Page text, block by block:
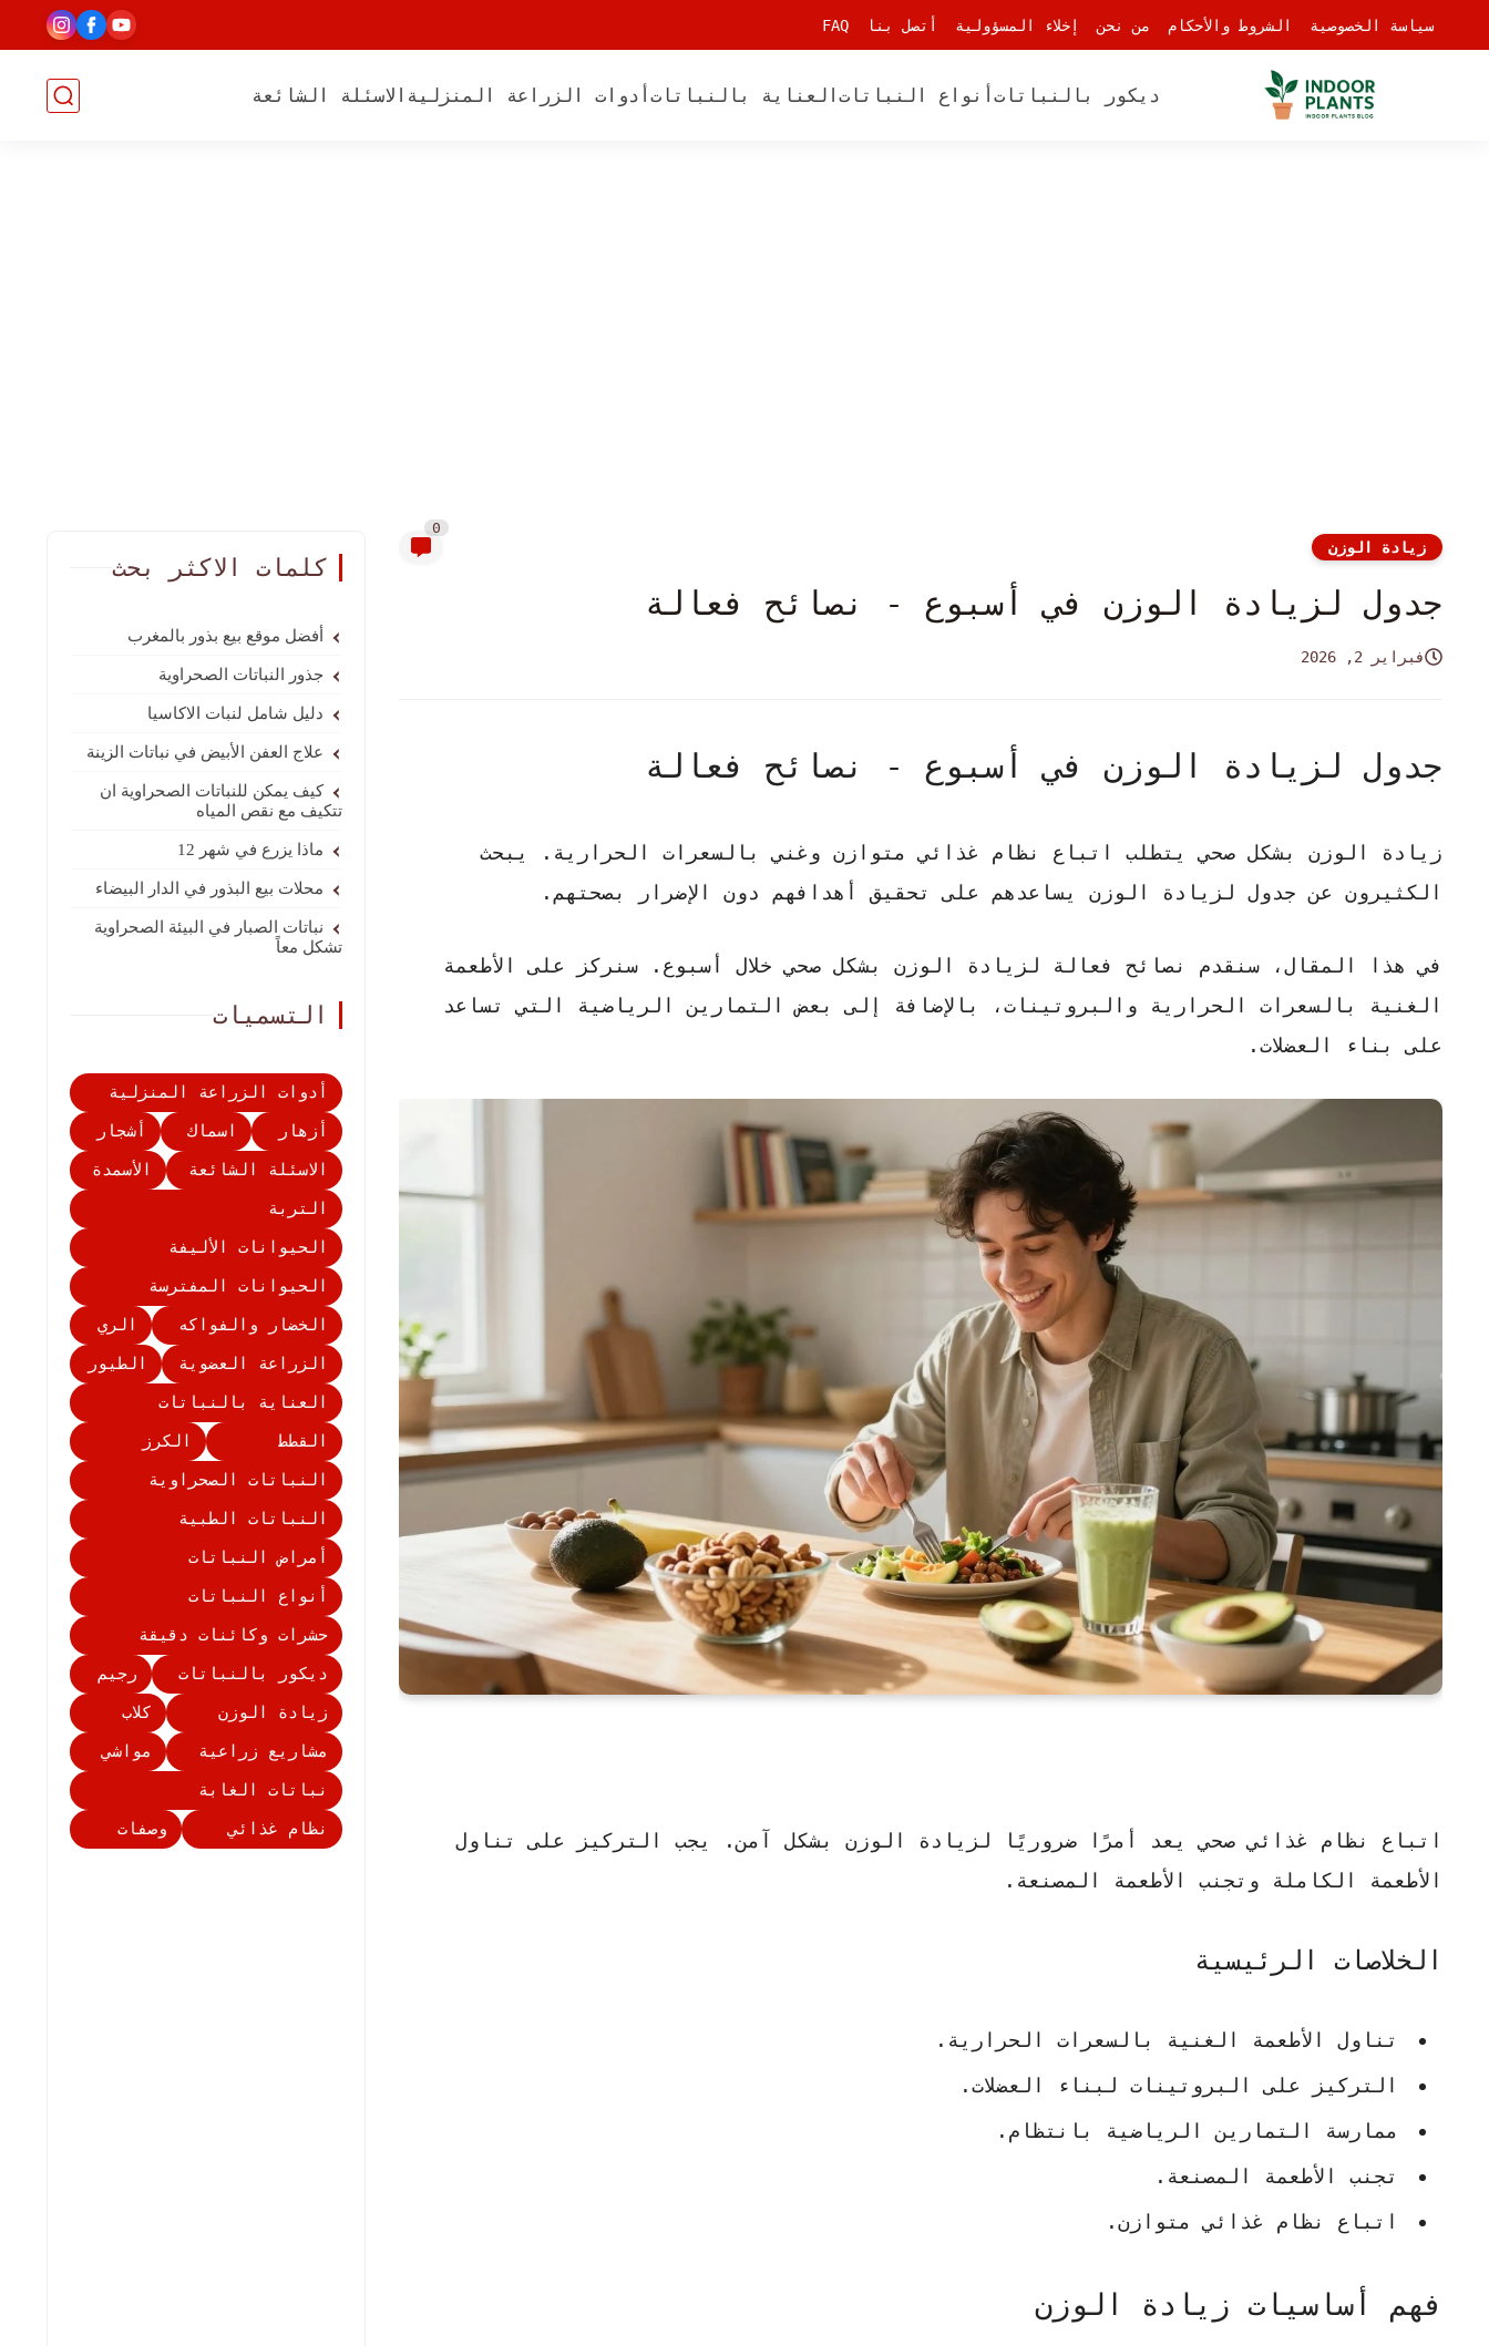
سياسة الخصوصية
الشروط والأحكام من نحن إخلاء المسؤولية أتصل بنا FAQ
ديكور بالنباتات أنواع النباتات العناية بالنباتات أدوات الزراعة المنزلية الاسئلة الشائعة
زيادة الوزن
0
جدول لزيادة الوزن في أسبوع - نصائح فعالة
فبراير 2, 2026
جدول لزيادة الوزن في أسبوع - نصائح فعالة
زيادة الوزن بشكل صحي يتطلب اتباع نظام غذائي متوازن وغني بالسعرات الحرارية. يبحث
الكثيرون عن جدول لزيادة الوزن يساعدهم على تحقيق أهدافهم دون الإضرار بصحتهم.
في هذا المقال، سنقدم نصائح فعالة لزيادة الوزن بشكل صحي خلال أسبوع. سنركز على الأطعمة
الغنية بالسعرات الحرارية والبروتينات، بالإضافة إلى بعض التمارين الرياضية التي تساعد
على بناء العضلات.
اتباع نظام غذائي صحييعد أمرًا ضروريًا لزيادة الوزن بشكل آمن. يجب التركيز على تناول
الأطعمة الكاملة وتجنب الأطعمة المصنعة.
الخلاصات الرئيسية
تناول الأطعمة الغنية بالسعرات الحرارية.
التركيز على البروتينات لبناء العضلات.
ممارسة التمارين الرياضية بانتظام.
تجنب الأطعمة المصنعة.
اتباع نظام غذائي متوازن.
فهم أساسيات زيادة الوزن
كلمات الاكثر بحث
أفضل موقع بيع بذور بالمغرب
جذور النباتات الصحراوية
دليل شامل لنبات الاكاسيا
علاج العفن الأبيض في نباتات الزينة
كيف يمكن للنباتات الصحراوية ان
تتكيف مع نقص المياه
ماذا يزرع في شهر 12
محلات بيع البذور في الدار البيضاء
نباتات الصبار في البيئة الصحراوية
تشكل معاً
التسميات
أدوات الزراعة المنزلية
أزهار
اسماك
أشجار
الاسئلة الشائعة
الأسمدة
التربة
الحيوانات الأليفة
الحيوانات المفترسة
الخضار والفواكه
الري
الزراعة العضوية
الطيور
العناية بالنباتات
القطط
الكرز
النباتات الصحراوية
النباتات الطبية
أمراض النباتات
أنواع النباتات
حشرات وكائنات دقيقة
ديكور بالنباتات
رجيم
زيادة الوزن
كلاب
مشاريع زراعية
مواشي
نباتات الغابة
نظام غذائي
وصفات